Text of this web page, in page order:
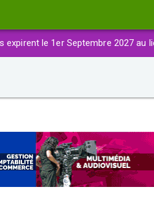
expirent le 1er Septembre 2027 au